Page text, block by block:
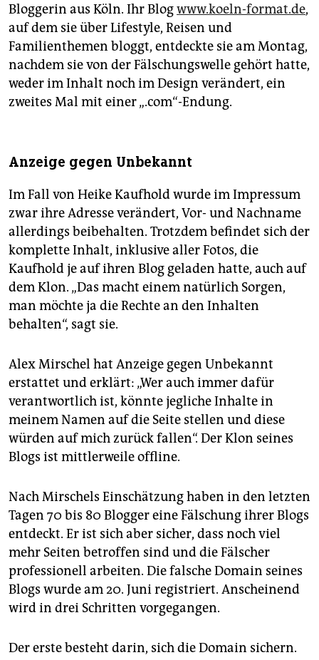
Bloggerin aus Köln. Ihr Blogwww.koeln-format.de,
auf dem sie über Lifestyle, Reisen und
Familienthemen bloggt, entdeckte sie am Montag,
nachdem sie von der Fälschungswelle gehört hatte,
weder im Inhalt noch im Design verändert, ein
zweites Mal mit einer „.com“-Endung.
Anzeige gegen Unbekannt
Im Fall von Heike Kaufhold wurde im Impressum
zwar ihre Adresse verändert, Vor- und Nachname
allerdings beibehalten. Trotzdem befindet sich der
komplette Inhalt, inklusive aller Fotos, die
Kaufhold je auf ihren Blog geladen hatte, auch auf
dem Klon. „Das macht einem natürlich Sorgen,
man möchte ja die Rechte an den Inhalten
behalten“, sagt sie.
Alex Mirschel hat Anzeige gegen Unbekannt
erstattet und erklärt: „Wer auch immer dafür
verantwortlich ist, könnte jegliche Inhalte in
meinem Namen auf die Seite stellen und diese
würden auf mich zurück fallen“. Der Klon seines
Blogs ist mittlerweile offline.
Nach Mirschels Einschätzung haben in den letzten
Tagen 70 bis 80 Blogger eine Fälschung ihrer Blogs
entdeckt. Er ist sich aber sicher, dass noch viel
mehr Seiten betroffen sind und die Fälscher
professionell arbeiten. Die falsche Domain seines
Blogs wurde am 20. Juni registriert. Anscheinend
wird in drei Schritten vorgegangen.
Der erste besteht darin, sich die Domain sichern.